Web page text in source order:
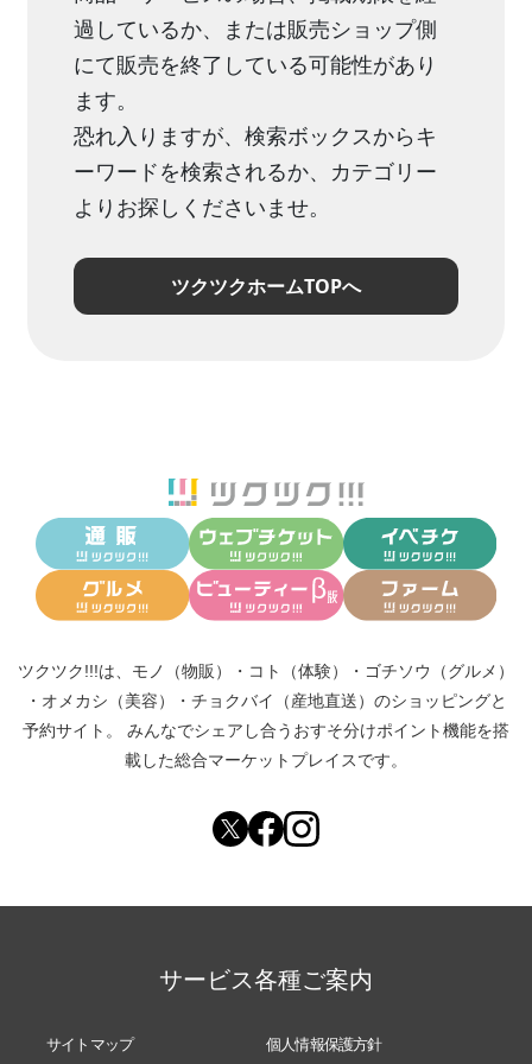
過しているか、または販売ショップ側
にて販売を終了している可能性があり
ます。
恐れ入りますが、検索ボックスからキ
ーワードを検索されるか、カテゴリー
よりお探しくださいませ。
ツクツクホームTOPへ
ツクツク!!!は、 モノ（物販） ・ コト（体験） ・ ゴチソウ（グルメ）
・ オメカシ（美容） ・ チョクバイ（産地直送） のショッピングと
予約サイト。
みんなでシェアし合う おすそ分けポイント機能を搭
載した総合マーケットプレイスです。
サービス各種ご案内
サイトマップ 個人情報保護方針